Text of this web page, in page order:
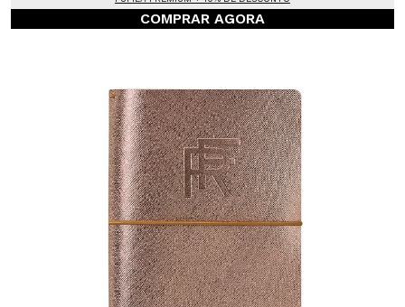
COMPRAR AGORA